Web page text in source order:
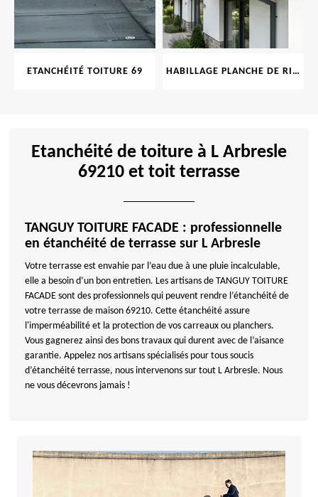
ETANCHÉITÉ TOITURE 69 HABILLAGE PLANCHE DE RIVE 69
Etanchéité de toiture à L Arbresle
69210 et toit terrasse
TANGUY TOITURE FACADE : professionnelle
en étanchéité de terrasse sur L Arbresle
Votre terrasse est envahie par l’eau due à une pluie incalculable,
elle a besoin d’un bon entretien. Les artisans de TANGUY TOITURE
FACADE sont des professionnels qui peuvent rendre l’étanchéité de
votre terrasse de maison 69210. Cette étanchéité assure
l'imperméabilité et la protection de vos carreaux ou planchers.
Vous gagnerez ainsi des bons travaux qui durent avec de l’aisance
garantie. Appelez nos artisans spécialisés pour tous soucis
d’étanchéité terrasse, nous intervenons sur tout L Arbresle. Nous
ne vous décevrons jamais !